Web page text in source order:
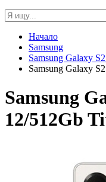
Начало
Samsung
Samsung Galaxy
Samsung Galaxy
Samsung
12/512Gb